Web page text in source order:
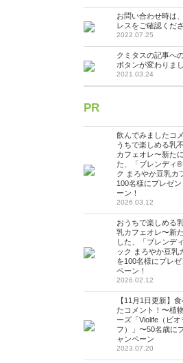
お問い合わせ時は
レスをご確認くだ
2022.07.25
クミタスの記事へ
ボタンが変わりま
2021.03.24
PR
飲んでみましたコ
うちで楽しめる乳
カフェオレ〜新た
た、「ブレンディ®
ク まろやか豆乳カ
100名様にプレゼ
ーン！
2026.03.12
おうちで楽しめる
乳カフェオレ〜新
した、「ブレンデ
ック まろやか豆乳
を100名様にプレ
ペーン！
2026.02.12
【11月1日更新】
たコメント！〜植
ーズ「Violife（ビオ
フ）」〜50名歳に
ャンペーン
2023.07.20